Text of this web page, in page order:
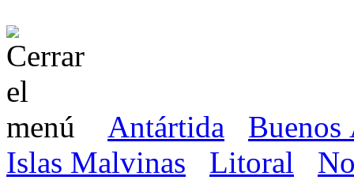
Antártida
Buenos
Islas Malvinas
Litoral